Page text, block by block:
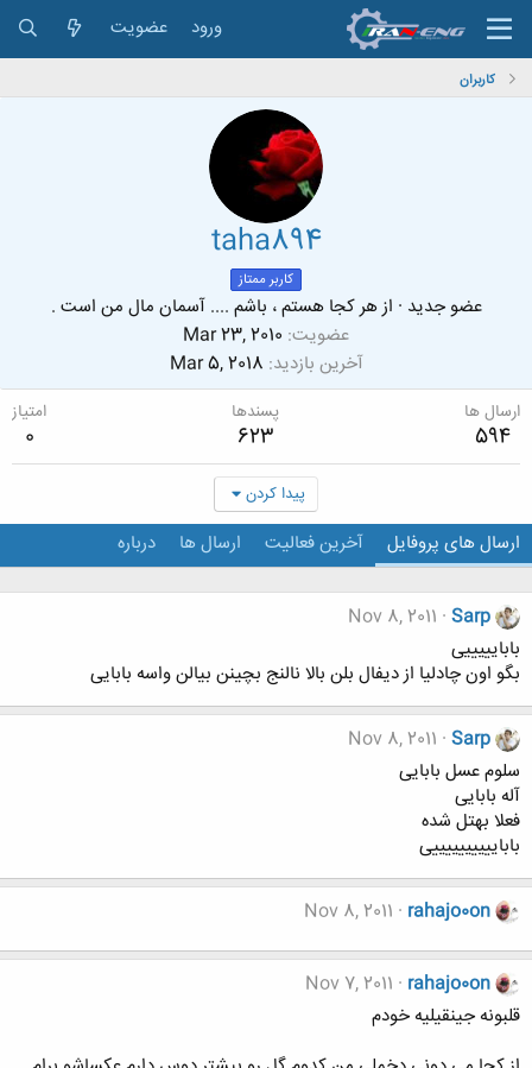
ورود عضویت
کاربران
taha894
کاربر ممتاز
عضو جدید · ازهر کجا هستم ، باشم .... آسمان مال من است .
عضویت Mar 23, 2010
آخرین بازدید Mar 5, 2018
ارسال ها
594
پسندها
623
امتیاز
0
پیدا کردن
ارسال های پروفایل آخرین فعالیت ارسال ها درباره
Sarp
Nov 8, 2011
بابایییییی
بگو اون چادلیا از دیفال بلن بالا نالنج بچینن بیالن واسه بابایی
Sarp
Nov 8, 2011
سلوم عسل بابایی
آله بابایی
فعلا بهتل شده
باباییییییییییی
rahajo0on
Nov 8, 2011
rahajo0on
Nov 7, 2011
قلبونه جینقیلیه خودم